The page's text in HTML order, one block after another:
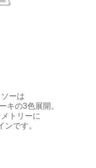
ーは
キの3色展開。
トリーに
ンです。